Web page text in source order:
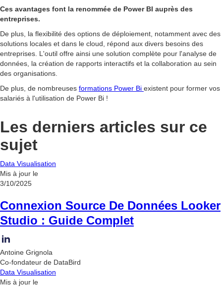
Ces avantages font la renommée de Power BI auprès des
entreprises.
De plus, la flexibilité des options de déploiement, notamment avec des
solutions locales et dans le cloud, répond aux divers besoins des
entreprises. L'outil offre ainsi une solution complète pour l'analyse de
données, la création de rapports interactifs et la collaboration au sein
des organisations.
De plus, de nombreuses formations Power Bi existent pour former vos
salariés à l'utilisation de Power Bi !
Les derniers articles sur ce
sujet
Data Visualisation
Mis à jour le
3/10/2025
Connexion Source De Données Looker
Studio : Guide Complet
Antoine Grignola
Co-fondateur de DataBird
Data Visualisation
Mis à jour le